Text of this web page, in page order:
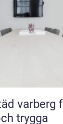
varberg
trygga